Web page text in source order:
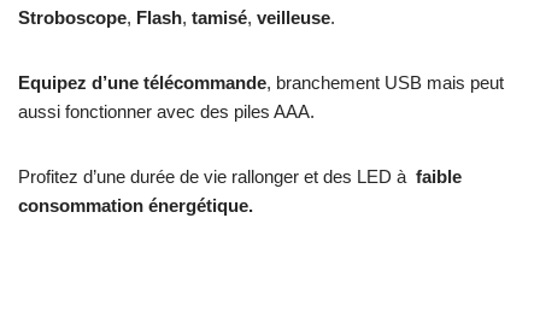
Stroboscope, Flash, tamisé, veilleuse.
Equipez d’une télécommande, branchement USB mais peut
aussi fonctionner avec des piles AAA.
Profitez d’une durée de vie rallonger et des LED à faible
consommation énergétique.